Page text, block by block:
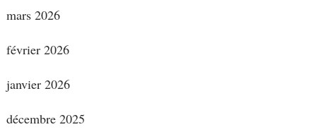
mars 2026
février 2026
janvier 2026
décembre 2025